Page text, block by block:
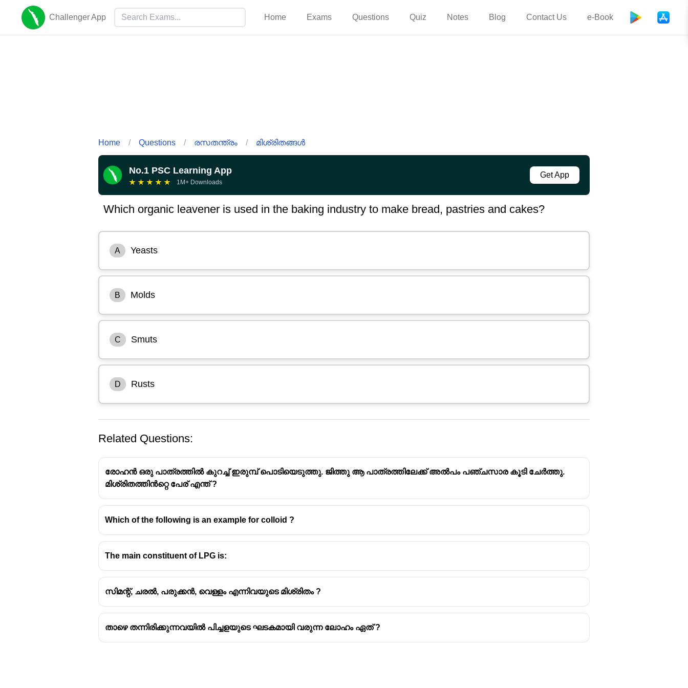
Challenger App Home Exams Questions Quiz Notes Blog Contact Us e-Book
Home / Questions / രസതന്ത്രം / മിശ്രിതങ്ങൾ
No.1 PSC Learning App
★ ★ ★ ★ ★ 1M+ Downloads
Get App
Which organic leavener is used in the baking industry to make bread, pastries and cakes?
A Yeasts
B Molds
C Smuts
D Rusts
Yeasts aresingle-celled microorganismsbelonging to the fungus kingdom.
They are primarilyeukaryoticorganisms, meaning their cells contain a nucleus and other membrane-bound organelles.
Related Questions:
രോഹൻ ഒരു പാത്രത്തിൽ കുറച്ച് ഇരുമ്പ് പൊടിയെടുത്തു. ജിത്തു ആ പാത്രത്തിലേക്ക് അൽപം പഞ്ചസാര കൂടി ചേർത്തു.
മിശ്രിതത്തിൻറ്റെ പേര് എന്ത് ?
Which of the following is an example for colloid ?
The main constituent of LPG is:
സിമന്റ്, ചരൽ, പരുക്കൻ, വെള്ളം എന്നിവയുടെ മിശ്രിതം ?
താഴെ തന്നിരിക്കുന്നവയിൽ പിച്ചളയുടെ ഘടകമായി വരുന്ന ലോഹം ഏത് ?